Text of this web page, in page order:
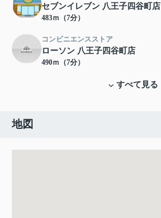
セブンイレブン 八王子四谷町店
483ｍ（7分）
コンビニエンスストア
ローソン 八王子四谷町店
490ｍ（7分）
すべて見る
地図